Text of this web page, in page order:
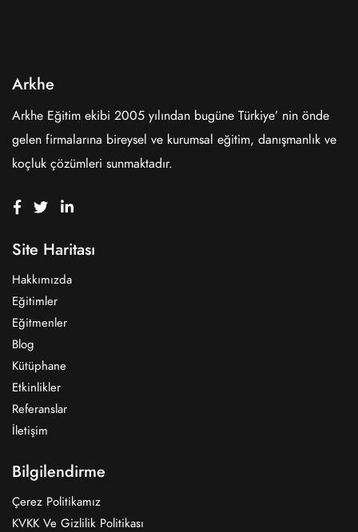
Arkhe
Arkhe Eğitim ekibi 2005 yılından bugüne Türkiye’ nin önde
gelen firmalarına bireysel ve kurumsal eğitim, danışmanlık ve
koçluk çözümleri sunmaktadır.
Site Haritası
Hakkımızda
Eğitimler
Eğitmenler
Blog
Kütüphane
Etkinlikler
Referanslar
İletişim
Bilgilendirme
Çerez Politikamız
KVKK Ve Gizlilik Politikası